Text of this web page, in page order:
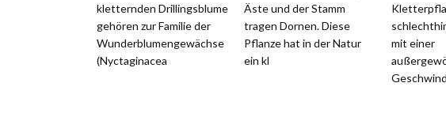
kletternden Drillingsblume
gehören zur Familie der
Wunderblumengewächse
(Nyctaginacea
Äste und der Stamm
tragen Dornen. Diese
Pflanze hat in der Natur
ein kl
mit einer